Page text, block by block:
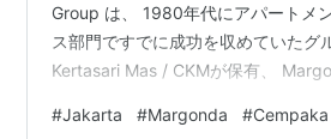
Group は、 1980年代にアパートメ
ス部門ですでに成功を収めていたグ
Kertasari Mas / CKMが保有、
Residenceを建築した。Margondaは
#Jakarta #Margonda #Cempaka